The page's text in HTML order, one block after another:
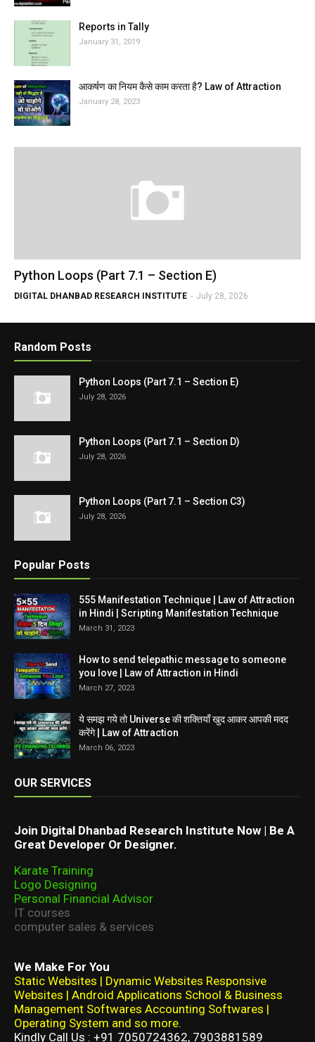
Reports in Tally
January 31, 2019
आकर्षण का नियम कैसे काम करता है? Law of Attraction
January 28, 2023
Python Loops (Part 7.1 – Section E)
DIGITAL DHANBAD RESEARCH INSTITUTE - July 28, 2026
Random Posts
Python Loops (Part 7.1 – Section E)
July 28, 2026
Python Loops (Part 7.1 – Section D)
July 28, 2026
Python Loops (Part 7.1 – Section C3)
July 28, 2026
Popular Posts
555 Manifestation Technique | Law of Attraction
in Hindi | Scripting Manifestation Technique
March 31, 2023
How to send telepathic message to someone
you love | Law of Attraction in Hindi
March 27, 2023
ये समझ गये तो Universe की शक्तियाँ खुद आकर आपकी मदद
करेंगे | Law of Attraction
March 06, 2023
OUR SERVICES
Join Digital Dhanbad Research Institute Now | Be A
Great Developer Or Designer.
Karate Training
Logo Designing
Personal Financial Advisor
IT courses
computer sales & services
We Make For You
Static Websites | Dynamic Websites Responsive
Websites | Android Applications School & Business
Management Softwares Accounting Softwares |
Operating System and so more.
Kindly Call Us : +91 7050724362, 7903881589